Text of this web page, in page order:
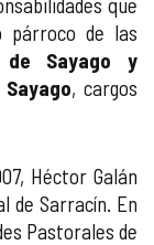
párroco de las
de Sayago y
, cargos
Héctor Galán
de Sarracín. En
Pastorales de